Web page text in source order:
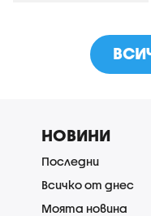
НОВИНИ
Последни
Всичко от днес
Моята новина